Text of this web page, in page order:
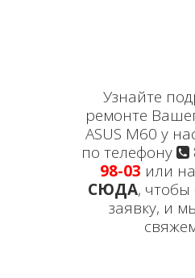
Узнайте
ремонте
ASUS M60 у
по телефону
98-03 или
СЮДА,
заявку, и